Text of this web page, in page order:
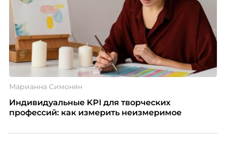
Марианна Симонян
Индивидуальные KPI для творческих
профессий: как измерить неизмеримое